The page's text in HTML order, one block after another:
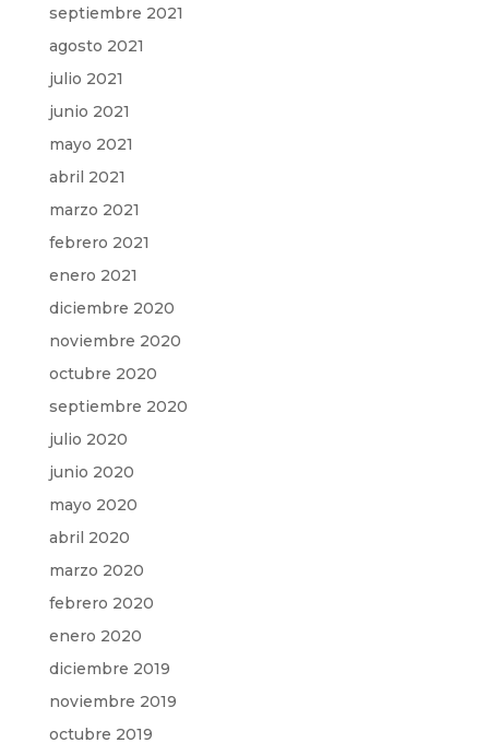
septiembre 2021
agosto 2021
julio 2021
junio 2021
mayo 2021
abril 2021
marzo 2021
febrero 2021
enero 2021
diciembre 2020
noviembre 2020
octubre 2020
septiembre 2020
julio 2020
junio 2020
mayo 2020
abril 2020
marzo 2020
febrero 2020
enero 2020
diciembre 2019
noviembre 2019
octubre 2019